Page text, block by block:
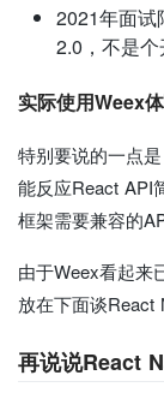
2021年面试
2.0，不是个
实际使用Weex
特别要说的一点
能反应React API
框架需要兼容的
由于Weex看起来
放在下面谈React
再说说React